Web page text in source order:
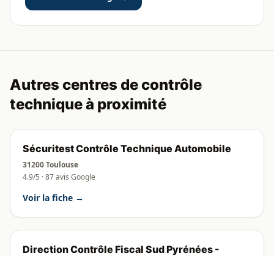
Autres centres de contrôle
technique à proximité
Sécuritest Contrôle Technique Automobile
31200 Toulouse
4.9/5 · 87 avis Google
Voir la fiche →
Direction Contrôle Fiscal Sud Pyrénées -